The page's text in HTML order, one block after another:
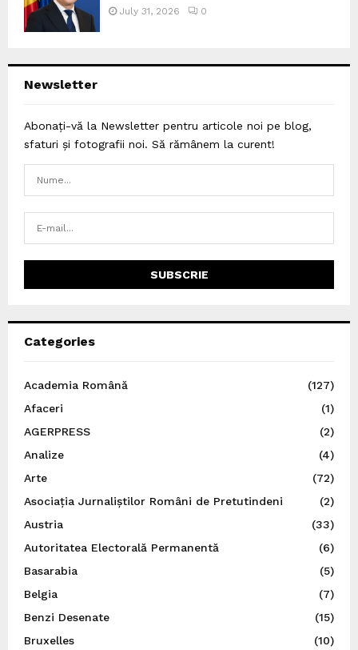
July 31, 2026 0
Newsletter
Abonați-vă la Newsletter pentru articole noi pe blog,
sfaturi și fotografii noi. Să rămânem la curent!
Categories
Academia Română
(127)
Afaceri
(1)
AGERPRESS
(2)
Analize
(4)
Arte
(72)
Asociația Jurnaliștilor Români de Pretutindeni
(2)
Austria
(33)
Autoritatea Electorală Permanentă
(6)
Basarabia
(5)
Belgia
(7)
Benzi Desenate
(15)
Bruxelles
(10)